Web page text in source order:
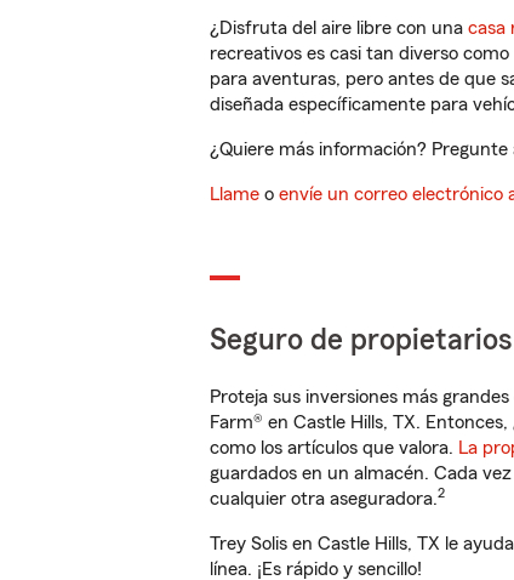
¿Disfruta del aire libre con una casa
recreativos es casi tan diverso
para aventuras, pero antes de que
diseñada específicamente para
¿Quiere más información? Pregunte
Llame o envíe un correo electrónico
Seguro de
Proteja sus inversiones más
Farm® en Castle Hills, TX.
como los artículos que valora. La
guardados en un almacén. Cada
cualquier otra aseguradora.2
Trey Solis en Castle Hills, TX le
línea. ¡Es rápido y sencillo!